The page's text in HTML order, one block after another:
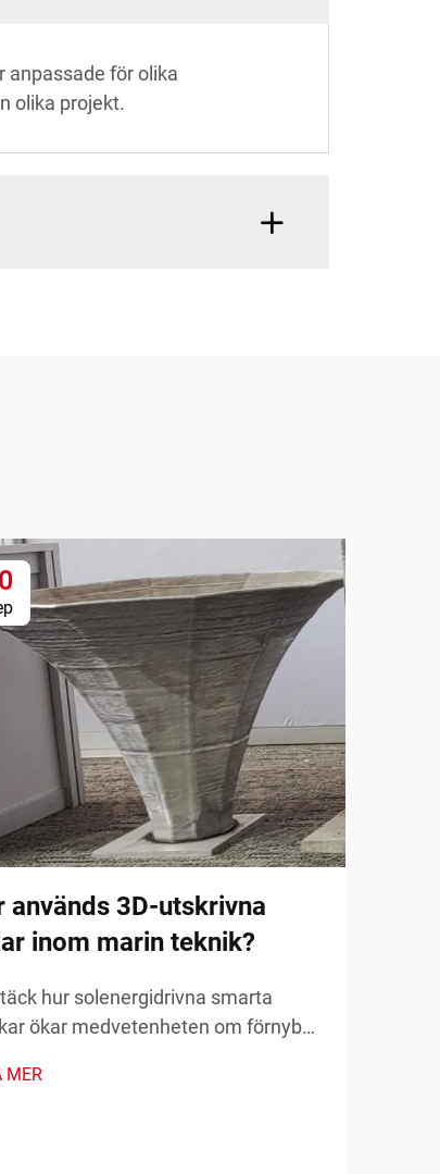
anpassade för olika
olika projekt.
används 3D-utskrivna
inom marin teknik?
hur solenergidrivna smarta
ökar medvetenheten om förnybar
och samhällsengagemang.
MER